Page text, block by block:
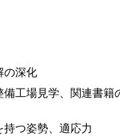
の深化
備工場見学、関連書籍
つ姿勢、適応力